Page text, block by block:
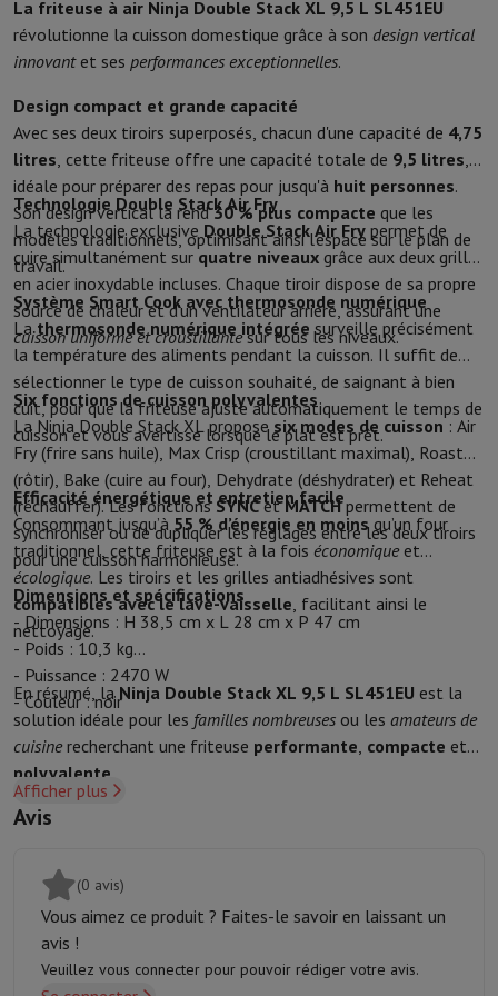
Accessoires de cuisineManiques et gants de cuisine
Ustensiles de cuisineCouteaux de cuisineRâper & Éplucher
Ustensiles de pâtisserieMoules
Accessoires boissons Café & ThéVinCarafes & Gobelets
Décoration de table Set de table
Conserver & Ranger Boîtes à painPoubelle
Soins & Santé
Brosse à dentsBrosse à dents électriqueAccessoires brosse à
Soins des cheveuxLisseurSèche-CheveuxFer à bouclerBrosse
BeautéSoin du VisageMiroirAccessoires Beauty
RasageTondeuse à CheveuxRasoir électriqueBodygrooming
ÉpilationLadyshaveÉpilateurÉpilateur à lumière pulsée
MassageMassage des piedsMassage du dosMassage cou et
WellnessPèse-personne TensiomètreStimulateur circulatoire
Téléphonie & Navigation
SmartphonesTous les smartphonesApple iPhoneiPhone 17
Smartphones reconditionnésSmartphones reconditionnésiPhone
Montres connectéesSmartwatchApple WatchSamsung Galaxy
ProtectionHousse iPhoneHousse SamsungHousse Universelle
RechargerPowerbankChargeurChargeurs de voitureChargeurs
Accessoires TéléphonieCarte MémoireCâbleSupport Voiture
Terminaux de paiementSumUp
GSMTous les GSMGSM EmporiaGSM Nokia
Téléphonie fixeTous les Téléphones Fixes
Système de navigation
DiversTalkie WalkieImprimantes photo mobiles
Ordinateur & Tablette
Ordinateur PortableOrdinateur PortableOrdinateur ultra-
Ordinateur de Bureau
PC Gaming
Imprimante & Scanner
Réseau FRITZ!Caméras de surveillance
PériphériqueÉcran PCClavier SourisCasques PCProjecteurWebcam
Mémoire & Stockage
LogicielSystème d'exploitation (OS)Autres
La friteuse à air Ninja Double Stack XL 9,5 L SL451EU
révolutionne la cuisson domestique grâce à son design vertical
innovantet ses performances exceptionnelles.
Design compact et grande capacité
Avec ses deux tiroirs superposés, chacun d'une capacité de 4,75
litres, cette friteuse offre une capacité totale de 9,5 litres,
idéale pour préparer des repas pour jusqu'à huit personnes.
Son design vertical la rend30 % plus compacte que les
modèles traditionnels, optimisant ainsi l'espace sur le plan de
travail.
Technologie Double Stack Air Fry
La technologie exclusive Double Stack Air Fry permet de
cuire simultanément sur quatre niveaux grâce aux deux grilles
en acier inoxydable incluses. Chaque tiroir dispose de sa propre
source de chaleur et d’un ventilateur arrière, assurant une
cuisson uniforme et croustillantesur tous les niveaux.
Système Smart Cook avec thermosonde numérique
Lathermosonde numérique intégrée surveille précisément
la température des aliments pendant la cuisson. Il suffit de
sélectionner le type de cuisson souhaité, de saignant à bien
cuit, pour que la friteuse ajuste automatiquement le temps de
cuisson et vous avertisse lorsque le plat est prêt.
Six fonctions de cuisson polyvalentes
La Ninja Double Stack XL propose six modes de cuisson : Air
Fry (frire sans huile), Max Crisp (croustillant maximal), Roast
(rôtir), Bake (cuire au four), Dehydrate (déshydrater) et Reheat
(réchauffer). Les fonctions SYNCet MATCHpermettent de
synchroniser ou de dupliquer les réglages entre les deux tiroirs
pour une cuisson harmonieuse.
Efficacité énergétique et entretien facile
Consommant jusqu’à 55 % d’énergie en moins qu’un four
traditionnel, cette friteuse est à la fois économiqueet
écologique. Les tiroirs et les grilles antiadhésives sont
compatibles avec le lave-vaisselle, facilitant ainsi le
nettoyage.
Dimensions et spécifications
- Dimensions : H 38,5 cm x L 28 cm x P 47 cm
- Poids : 10,3 kg
- Puissance : 2470 W
- Couleur : noir
En résumé, la Ninja Double Stack XL 9,5 L SL451EU est la
solution idéale pour les familles nombreuses ou les amateurs de
cuisinerecherchant une friteuse performante, compacte et
polyvalente
Afficher plus
Avis
(0 avis)
Vous aimez ce produit ? Faites-le savoir en laissant un
avis !
Veuillez vous connecter pour pouvoir rédiger votre avis.